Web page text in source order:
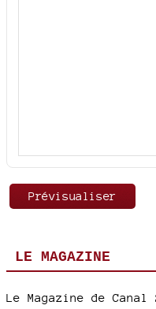
LE MAGAZINE
Le Magazine de Canal